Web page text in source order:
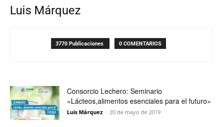
Luis Márquez
3770 Publicaciones 0 COMENTARIOS
Consorcio Lechero: Seminario
«Lácteos,alimentos esenciales para el futuro»
Luis Márquez - 20 de mayo de 2019